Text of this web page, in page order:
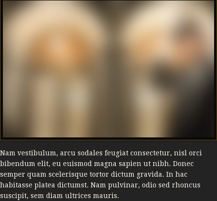
Nam vestibulum, arcu sodales feugiat consectetur, nisl orci
bibendum elit, eu euismod magna sapien ut nibh. Donec
semper quam scelerisque tortor dictum gravida. In hac
habitasse platea dictumst. Nam pulvinar, odio sed rhoncus
suscipit, sem diam ultrices mauris.